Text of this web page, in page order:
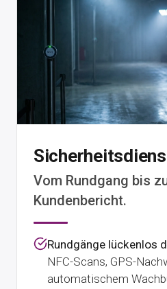
Vom Rundgang bis
Kundenbericht.
Rundgänge lückenlos
NFC-Scans, GPS-
automatischem